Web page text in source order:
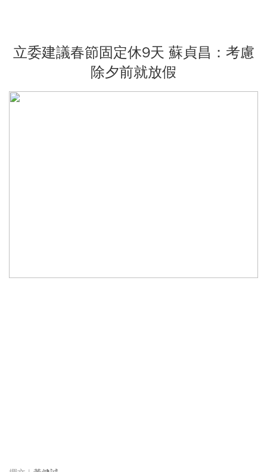
立委建議春節固定休9天 蘇貞昌：考慮
除夕前就放假